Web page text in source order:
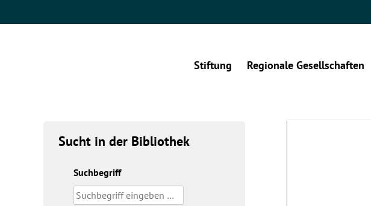
Stiftung Regionale Gesellschaften
Sucht in der Bibliothek
Suchbegriff